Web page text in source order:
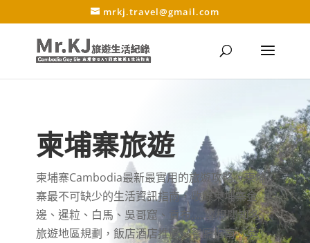
mrkj.travel@gmail.com
柬埔寨旅遊
柬埔寨Cambodia最新最實用的旅遊攻略，柬埔
寨最不可缺少的生活資訊指南，收錄柬埔寨金
邊、暹粒、白馬、吳哥窟、貢布…..等相關知名
旅遊地區規劃，飯店酒店推薦、餐廳指南、吳